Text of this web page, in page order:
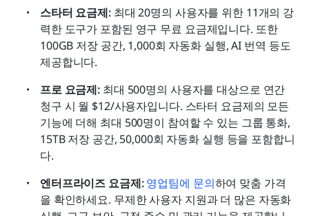
스타터 요금제: 최대 20명의 사용자를 위한 11개의 강
력한 도구가 포함된 영구 무료 요금제입니다. 또한
100GB 저장 공간, 1,000회 자동화 실행, AI 번역 등도
제공합니다.
프로 요금제: 최대 500명의 사용자를 대상으로 연간
청구 시 월 $12/사용자입니다. 스타터 요금제의 모든
기능에 더해 최대 500명이 참여할 수 있는 그룹 통화,
15TB 저장 공간, 50,000회 자동화 실행 등을 포함합니
다.
엔터프라이즈 요금제: 영업팀에 문의하여 맞춤 가격
을 확인하세요. 무제한 사용자 지원과 더 많은 자동화